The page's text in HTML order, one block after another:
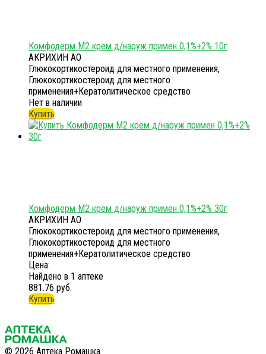
Комфодерм М2 крем д/наруж примен 0,1%+2% 10г
АКРИХИН АО
Глюкокортикостероид для местного применения,
Глюкокортикостероид для местного
применения+Кератолитическое средство
Нет в наличии
Купить
Комфодерм М2 крем д/наруж примен 0,1%+2% 30г
АКРИХИН АО
Глюкокортикостероид для местного применения,
Глюкокортикостероид для местного
применения+Кератолитическое средство
Цена:
Найдено в 1 аптеке
881.76 руб.
Купить
© 2026 Аптека Ромашка